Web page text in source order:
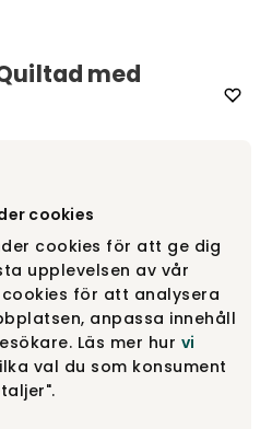
cookies
cookies för att ge dig
upplevelsen av vår
för att analysera
anpassa innehåll
Läs mer hur vi
val du som konsument
med